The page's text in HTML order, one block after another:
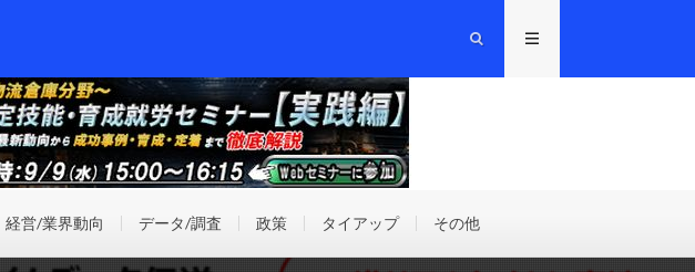
経営/業界動向 データ/調査 政策 タイアップ その他